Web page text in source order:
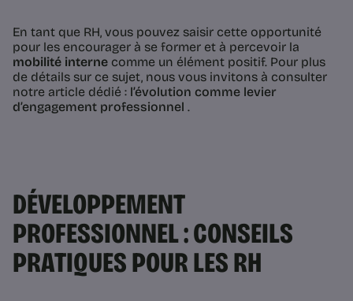
En tant que RH, vous pouvez saisir cette opportunité
pour les encourager à se former et à percevoir la
mobilité interne comme un élément positif. Pour plus
de détails sur ce sujet, nous vous invitons à consulter
notre article dédié : l’évolution comme levier
d’engagement professionnel .
DÉVELOPPEMENT
PROFESSIONNEL : CONSEILS
PRATIQUES POUR LES RH